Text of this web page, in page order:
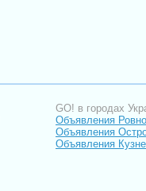
GO! в городах
Объявления Ровно
Объявления
Объявления